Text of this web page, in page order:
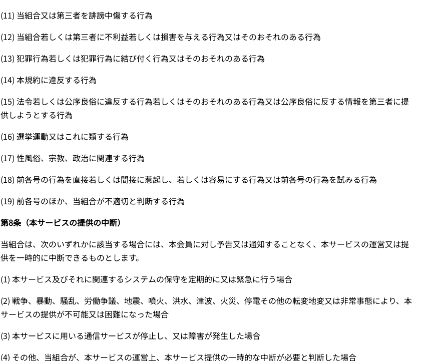
(11) 当組合又は第三者を誹謗中傷する行為
(12) 当組合若しくは第三者に不利益若しくは損害を与える行為又はそのおそれのある行為
(13) 犯罪行為若しくは犯罪行為に結び付く行為又はそのおそれのある行為
(14) 本規約に違反する行為
(15) 法令若しくは公序良俗に違反する行為若しくはそのおそれのある行為又は公序良俗に反する情報を第三者に提
供しようとする行為
(16) 選挙運動又はこれに類する行為
(17) 性風俗、宗教、政治に関連する行為
(18) 前各号の行為を直接若しくは間接に惹起し、若しくは容易にする行為又は前各号の行為を試みる行為
(19) 前各号のほか、当組合が不適切と判断する行為
第8条（本サービスの提供の中断）
当組合は、次のいずれかに該当する場合には、本会員に対し予告又は通知することなく、本サービスの運営又は提
供を一時的に中断できるものとします。
(1) 本サービス及びそれに関連するシステムの保守を定期的に又は緊急に行う場合
(2) 戦争、暴動、騒乱、労働争議、地震、噴火、洪水、津波、火災、停電その他の転変地変又は非常事態により、本
サービスの提供が不可能又は困難になった場合
(3) 本サービスに用いる通信サービスが停止し、又は障害が発生した場合
(4) その他、当組合が、本サービスの運営上、本サービス提供の一時的な中断が必要と判断した場合